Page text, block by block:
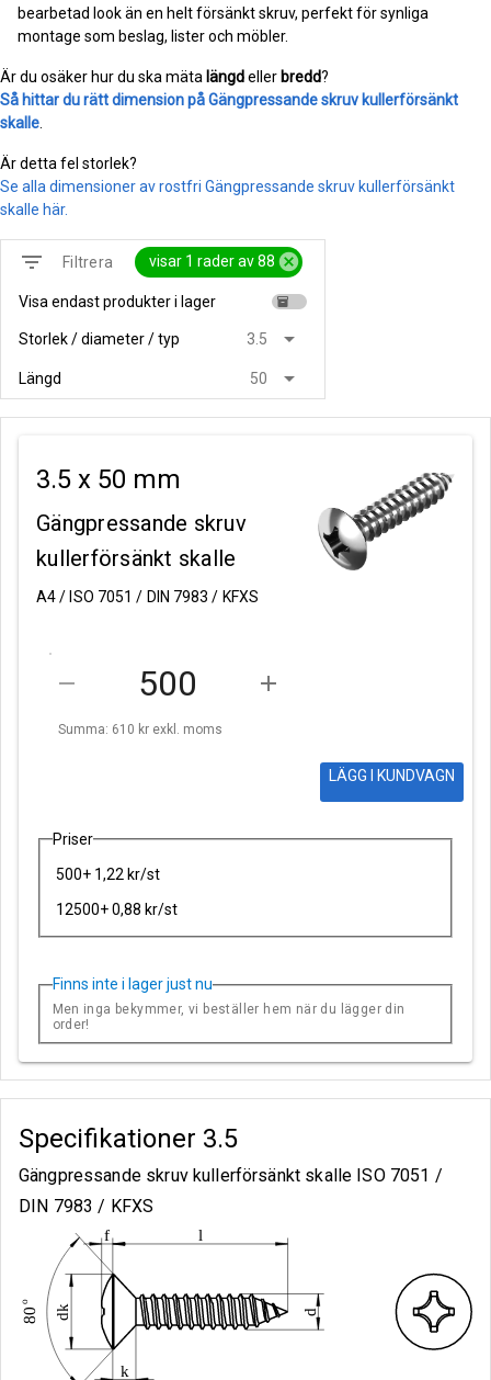
bearbetad look än en helt försänkt skruv, perfekt för synliga
montage som beslag, lister och möbler.
Är du osäker hur du ska mäta längdeller bredd?
Så hittar du rätt dimension på Gängpressande skruv kullerförsänkt
skalle
Är detta fel storlek?
Se alla dimensioner av rostfri Gängpressande skruv kullerförsänkt
skalle här.
filter_list Filtrera visar 1 rader av 88 cancel
Visa endast produkter i lager inventory
Storlek / diameter / typ 3.5 arrow_drop_down
Längd 50 arrow_drop_down
3.5 x 50 mm
Gängpressande skruv
kullerförsänkt skalle
A4 / ISO 7051 / DIN 7983 / KFXS
remove add
Summa: 610 kr exkl. moms
LÄGG I KUNDVAGN
Priser
500+ 1,22 kr/st
12500+ 0,88 kr/st
Finns inte i lager just nu
Men inga bekymmer, vi beställer hem när du lägger din
order!
Specifikationer 3.5
Gängpressande skruv kullerförsänkt skalle ISO 7051 /
DIN 7983 / KFXS